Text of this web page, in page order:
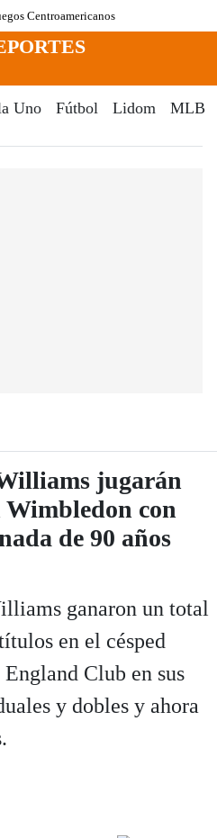
Centroamericanos
Uno Fútbol Lidom MLB
jugarán
Wimbledon con
de 90 años
ganaron un total
en el césped
Club en sus
y dobles y ahora